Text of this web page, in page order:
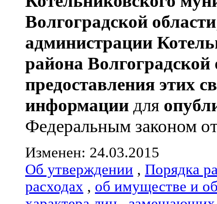
Волгоградской области
администрации
района Волгоградской
предоставления этих
информации для
Федеральным законом
Изменен: 24.03.2015
Об утверждении , Порядка
расходах , об имуществе и